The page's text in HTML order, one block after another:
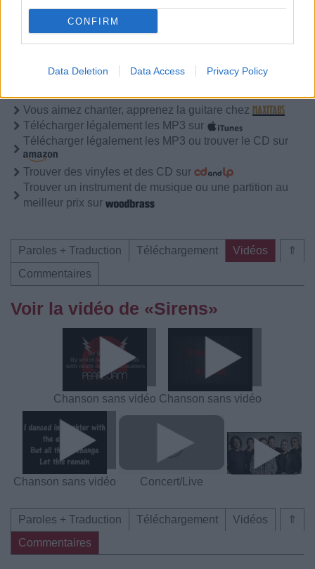
CONFIRM
Data Deletion Data Access Privacy Policy
Commentaires
Vous aimez chanter, apprenez la guitare chez
Télécharger légalement les MP3 sur
Télécharger légalement les MP3 ou trouver le CD sur
Trouver des vinyles et des CD sur
Trouver un instrument de musique ou une partition au
meilleur prix sur
⇑
Paroles + Traduction Téléchargement
Vidéos
Commentaires
Voir la vidéo de «Sirens»
Chanson sans vidéo Chanson sans vidéo
Chanson sans vidéo Concert/Live
⇑
Paroles + Traduction Téléchargement
Vidéos
Commentaires